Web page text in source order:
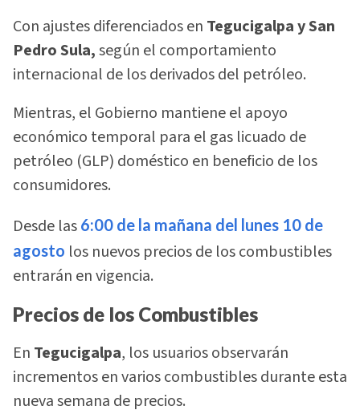
Con ajustes diferenciados en Tegucigalpa y San
Pedro Sula,según el comportamiento
internacional de los derivados del petróleo.
Mientras, el Gobierno mantiene el apoyo
económico temporal para el gas licuado de
petróleo (GLP) doméstico en beneficio de los
consumidores.
Desde las 6:00 de la mañana del lunes 10 de
agosto los nuevos precios de los combustibles
entrarán en vigencia.
Precios de los Combustibles
En Tegucigalpa, los usuarios observarán
incrementos en varios combustibles durante esta
nueva semana de precios.